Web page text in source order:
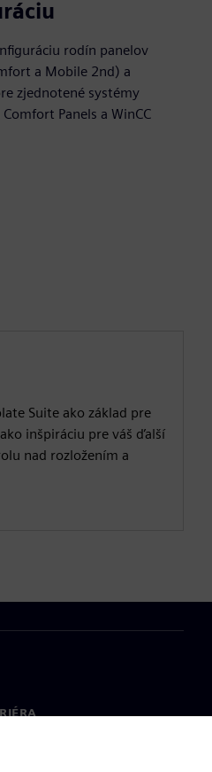
rodín panelov
a Mobile 2nd) a
zjednotené systémy
Panels a WinCC
Suite ako základ pre
inšpiráciu pre váš ďalší
nad rozložením a